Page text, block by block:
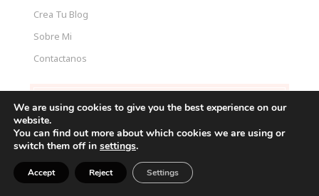
Crea Tu Blog
Sobre Mi
Contactanos
15 Cortes Bob que Rejuvenecen al Instante: Ideas
Modernas que Están Arrasando en 2026
Cómo vestir bien en verano hombre (guía práctica para
We are using cookies to give you the best experience on our
website.
You can find out more about which cookies we are using or
switch them off in settings.
Accept Reject Settings